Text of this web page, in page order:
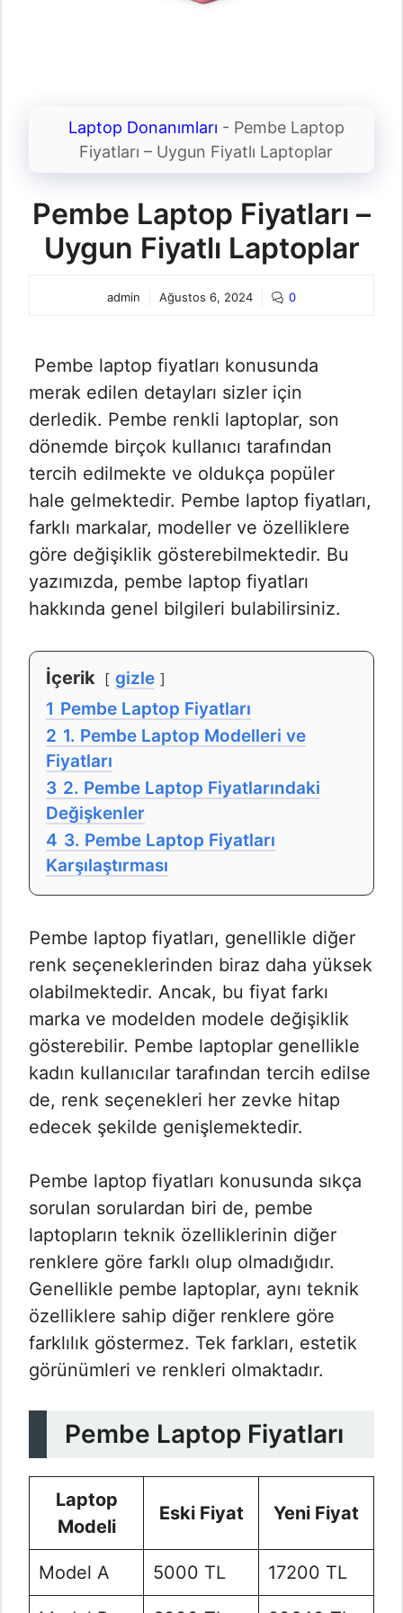
Laptop Donanımları - Pembe Laptop
Fiyatları – Uygun Fiyatlı Laptoplar
Pembe Laptop Fiyatları –
Uygun Fiyatlı Laptoplar
admin Ağustos 6, 2024 0
Pembe laptop fiyatları konusunda
merak edilen detayları sizler için
derledik. Pembe renkli laptoplar, son
dönemde birçok kullanıcı tarafından
tercih edilmekte ve oldukça popüler
hale gelmektedir. Pembe laptop fiyatları,
farklı markalar, modeller ve özelliklere
göre değişiklik gösterebilmektedir. Bu
yazımızda, pembe laptop fiyatları
hakkında genel bilgileri bulabilirsiniz.
İçerik
gizle
1 Pembe Laptop Fiyatları
2 1. Pembe Laptop Modelleri ve
Fiyatları
3 2. Pembe Laptop Fiyatlarındaki
Değişkenler
4 3. Pembe Laptop Fiyatları
Karşılaştırması
Pembe laptop fiyatları, genellikle diğer
renk seçeneklerinden biraz daha yüksek
olabilmektedir. Ancak, bu fiyat farkı
marka ve modelden modele değişiklik
gösterebilir. Pembe laptoplar genellikle
kadın kullanıcılar tarafından tercih edilse
de, renk seçenekleri her zevke hitap
edecek şekilde genişlemektedir.
Pembe laptop fiyatları konusunda sıkça
sorulan sorulardan biri de, pembe
laptopların teknik özelliklerinin diğer
renklere göre farklı olup olmadığıdır.
Genellikle pembe laptoplar, aynı teknik
özelliklere sahip diğer renklere göre
farklılık göstermez. Tek farkları, estetik
görünümleri ve renkleri olmaktadır.
Pembe Laptop Fiyatları
Laptop
Modeli
Eski Fiyat Yeni Fiyat
Model A 5000 TL 17200 TL